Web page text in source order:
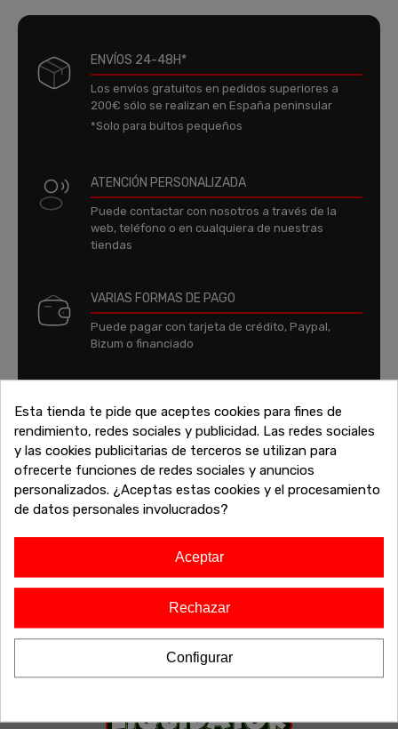
ENVÍOS 24-48H*
Los envíos gratuitos en pedidos superiores a
200€ sólo se realizan en España peninsular
*Solo para bultos pequeños
ATENCIÓN PERSONALIZADA
Puede contactar con nosotros a través de la
web, teléfono o en cualquiera de nuestras
tiendas
VARIAS FORMAS DE PAGO
Puede pagar con tarjeta de crédito, Paypal,
Bizum o financiado
Financia tu compra y paga tus compras con
tranquilidad
Esta tienda te pide que aceptes cookies para fines de
rendimiento, redes sociales y publicidad. Las redes sociales
y las cookies publicitarias de terceros se utilizan para
ofrecerte funciones de redes sociales y anuncios
personalizados. ¿Aceptas estas cookies y el procesamiento
de datos personales involucrados?
Aceptar
Rechazar
Configurar